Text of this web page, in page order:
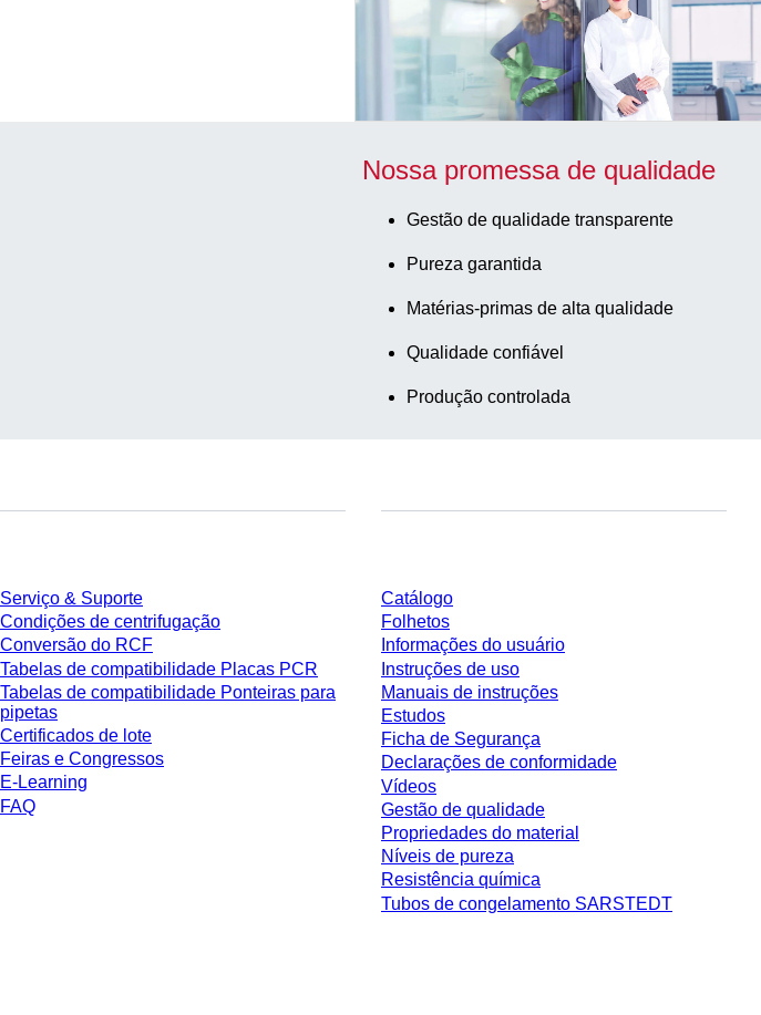
Nossa promessa de qualidade
Gestão de qualidade transparente
Pureza garantida
Matérias-primas de alta qualidade
Qualidade confiável
Produção controlada
Serviço & Suporte
Condições de centrifugação
Conversão do RCF
Tabelas de compatibilidade Placas PCR
Tabelas de compatibilidade Ponteiras para
pipetas
Certificados de lote
Feiras e Congressos
E-Learning
FAQ
Catálogo
Folhetos
Informações do usuário
Instruções de uso
Manuais de instruções
Estudos
Ficha de Segurança
Declarações de conformidade
Vídeos
Gestão de qualidade
Propriedades do material
Níveis de pureza
Resistência química
Tubos de congelamento SARSTEDT